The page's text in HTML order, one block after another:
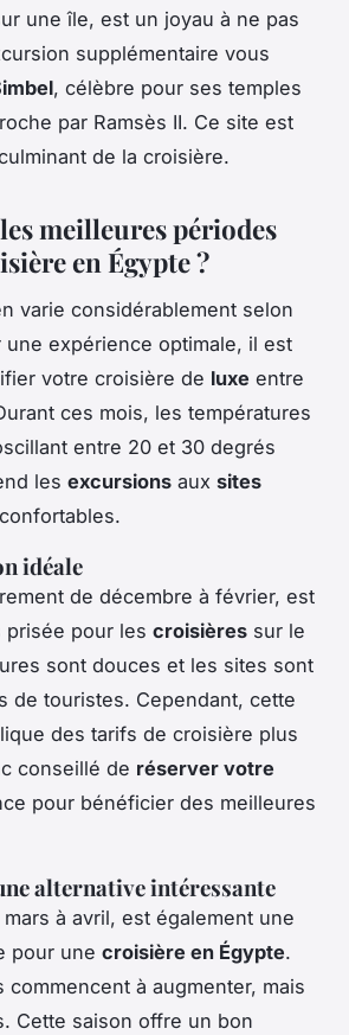
une île, est un joyau à ne pas
supplémentaire vous
, célèbre pour ses temples
par Ramsès II. Ce site est
de la croisière.
meilleures périodes
en Égypte ?
varie considérablement selon
une expérience optimale, il est
votre croisière de luxe entre
ces mois, les températures
entre 20 et 30 degrés
les excursions aux sites
idéale
de décembre à février, est
prisée pour les croisières sur le
sont douces et les sites sont
de touristes. Cependant, cette
des tarifs de croisière plus
conseillé de réserver votre
pour bénéficier des meilleures
alternative intéressante
à avril, est également une
pour une croisière en Égypte.
commencent à augmenter, mais
Cette saison offre un bon